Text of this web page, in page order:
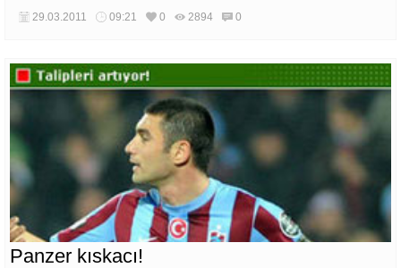
29.03.2011 09:21 0 2894 0
Panzer kıskacı!